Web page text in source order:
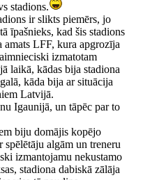
stadions.
ir slikts piemērs, jo
īpašnieks, kad šis stadions
LFF, kura apgrozīja
izmatotam
laikā, kādas bija stadiona
kāda bija ar situācija
Latvijā.
Igaunijā, un tāpēc par to
biju domājis kopējo
spēlētāju algām un treneru
izmantojamu nekustamo
stadiona dabiskā zālāja